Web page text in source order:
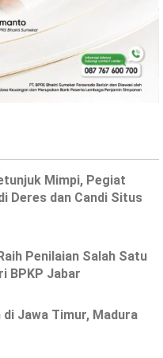
Mimpi, Pegiat
Deres dan Candi Situs
Penilaian Salah Satu
BPKP Jabar
Jawa Timur, Madura